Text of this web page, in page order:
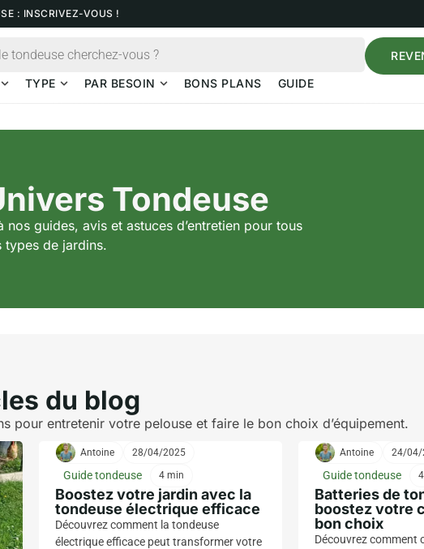
: INSCRIVEZ-VOUS !
TYPE PAR BESOIN BONS PLANS GUIDE
Tondeuse
guides, avis et astuces d’entretien pour tous
types de jardins.
du blog
pour entretenir votre pelouse et faire le bon choix d’équipement.
Antoine 28/04/2025
Guide tondeuse 4 min
Boostez votre jardin avec la
tondeuse électrique efficace
Découvrez comment la tondeuse
électrique efficace peut transformer votre
Antoine 24/04/
Guide tondeuse
Batteries de
boostez votre
bon choix
Découvrez comment